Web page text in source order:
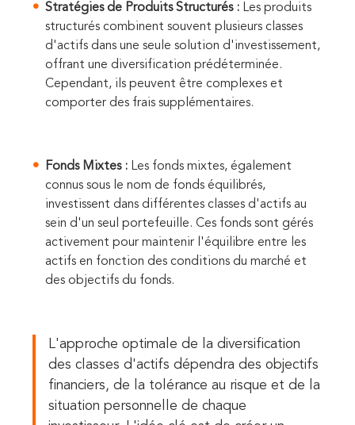
Stratégies de Produits Structurés : Les produits
structurés combinent souvent plusieurs classes
d'actifs dans une seule solution d'investissement,
offrant une diversification prédéterminée.
Cependant, ils peuvent être complexes et
comporter des frais supplémentaires.
Fonds Mixtes : Les fonds mixtes, également
connus sous le nom de fonds équilibrés,
investissent dans différentes classes d'actifs au
sein d'un seul portefeuille. Ces fonds sont gérés
activement pour maintenir l'équilibre entre les
actifs en fonction des conditions du marché et
des objectifs du fonds.
L'approche optimale de la diversification
des classes d'actifs dépendra des objectifs
financiers, de la tolérance au risque et de la
situation personnelle de chaque